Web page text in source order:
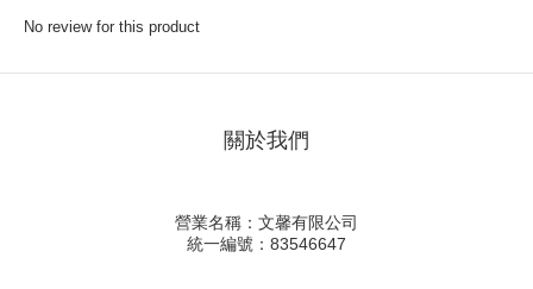
No review for this product
關於我們
營業名稱：文馨有限公司
統一編號：83546647